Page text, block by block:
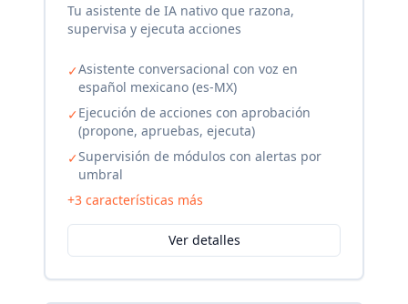
Tu asistente de IA nativo que razona,
supervisa y ejecuta acciones
✓Asistente conversacional con voz en
español mexicano (es-MX)
✓Ejecución de acciones con aprobación
(propone, apruebas, ejecuta)
✓Supervisión de módulos con alertas por
umbral
+3 características más
Ver detalles